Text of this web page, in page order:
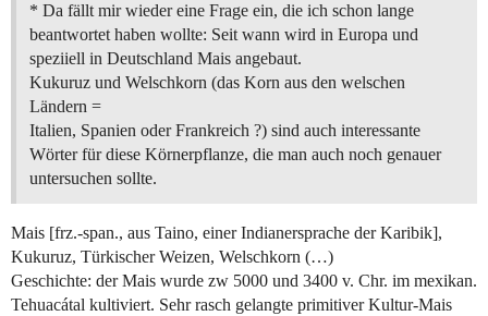
* Da fällt mir wieder eine Frage ein, die ich schon lange
beantwortet haben wollte: Seit wann wird in Europa und
speziiell in Deutschland Mais angebaut.
Kukuruz und Welschkorn (das Korn aus den welschen
Ländern =
Italien, Spanien oder Frankreich ?) sind auch interessante
Wörter für diese Körnerpflanze, die man auch noch genauer
untersuchen sollte.
Mais [frz.-span., aus Taino, einer Indianersprache der Karibik],
Kukuruz, Türkischer Weizen, Welschkorn (…)
Geschichte: der Mais wurde zw 5000 und 3400 v. Chr. im mexikan.
Tehuacátal kultiviert. Sehr rasch gelangte primitiver Kultur-Mais